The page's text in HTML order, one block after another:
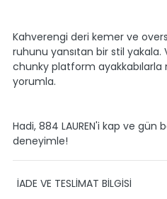
Kahverengi deri kemer ve
ruhunu yansıtan bir stil
chunky platform ayakkabılarla
yorumla.
Hadi, 884 LAUREN'i kap ve gün
deneyimle!
İADE VE TESLİMAT BİLGİSİ